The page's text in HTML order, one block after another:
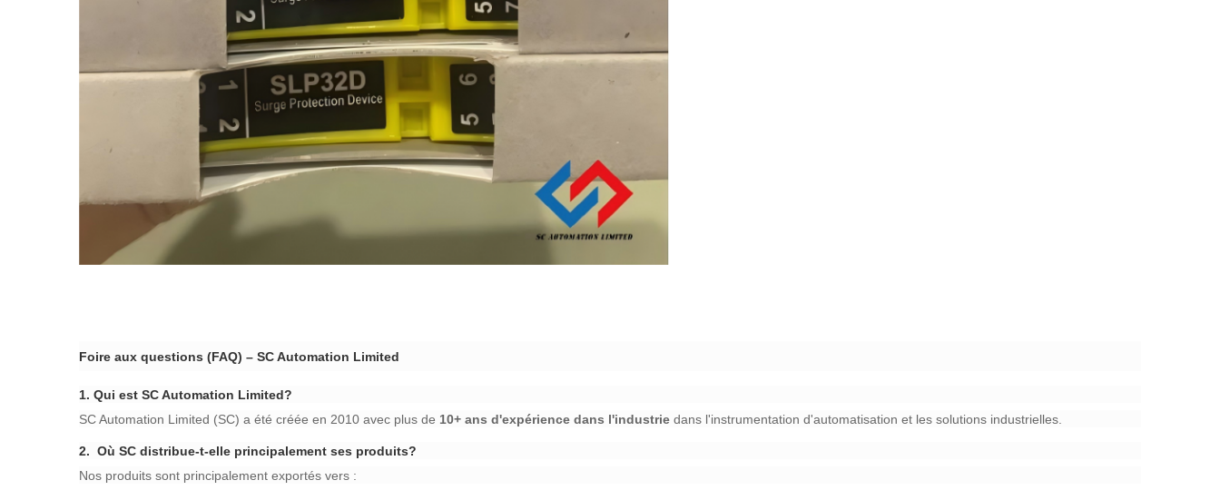
Foire aux questions (FAQ) – SC Automation Limited​
​1. Qui est SC Automation Limited?​
SC Automation Limited (SC) a été créée en 2010 avec plus de ​ ​10+ ans d'expérience dans l'industrie​ ​ dans l'instrumentation d'automatisation et les solutions industrielles.
​2. Où SC distribue-t-elle principalement ses produits?​
Nos produits sont principalement exportés vers :